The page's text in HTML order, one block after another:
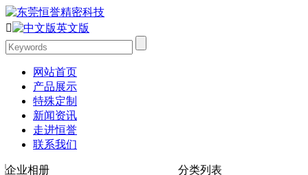
 英文版
网站首页
产品展示
特殊定制
新闻资讯
走进恒誉
联系我们
企业相册 分类列表